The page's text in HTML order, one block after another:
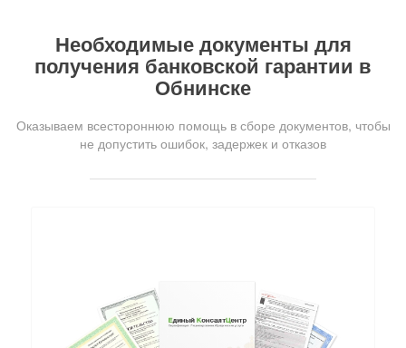
Необходимые документы для
получения банковской гарантии в
Обнинске
Оказываем всестороннюю помощь в сборе документов, чтобы
не допустить ошибок, задержек и отказов